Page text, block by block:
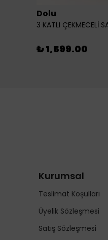
Dolu
3 KATLI ÇEKMECELİ
₺ 1,599.00
Kurumsal
Teslimat Koşulları
Üyelik Sözleşmesi
Satış Sözleşmesi